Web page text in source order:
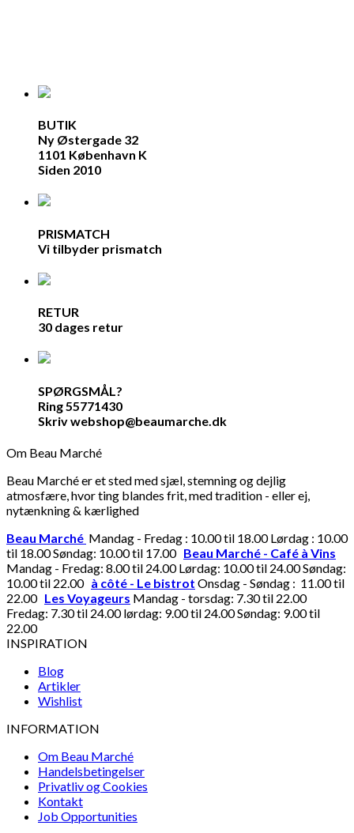
BUTIK
Ny Østergade 32
1101 København K
Siden 2010
PRISMATCH
Vi tilbyder prismatch
RETUR
30 dages retur
SPØRGSMÅL?
Ring 55771430
Skriv webshop@beaumarche.dk
Om Beau Marché
Beau Marché er et sted med sjæl, stemning og dejlig
atmosfære, hvor ting blandes frit, med tradition - eller ej,
nytænkning & kærlighed
Beau Marché Mandag - Fredag : 10.00 til 18.00 Lørdag : 10.00
til 18.00 Søndag: 10.00 til 17.00 Beau Marché - Café à Vins
Mandag - Fredag: 8.00 til 24.00 Lørdag: 10.00 til 24.00 Søndag:
10.00 til 22.00 à côté - Le bistrot Onsdag - Søndag : 11.00 til
22.00 Les Voyageurs Mandag - torsdag: 7.30 til 22.00
Fredag: 7.30 til 24.00 lørdag: 9.00 til 24.00 Søndag: 9.00 til
22.00
INSPIRATION
Blog
Artikler
Wishlist
INFORMATION
Om Beau Marché
Handelsbetingelser
Privatliv og Cookies
Kontakt
Job Opportunities